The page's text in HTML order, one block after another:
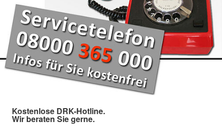
Kostenlose DRK-Hotline.
Wir beraten Sie gerne.